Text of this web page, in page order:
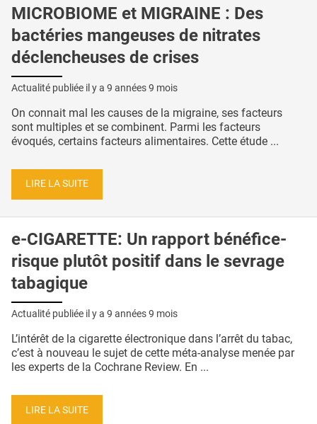
MICROBIOME et MIGRAINE : Des
bactéries mangeuses de nitrates
déclencheuses de crises
Actualité publiée il y a 9 années 9 mois
On connait mal les causes de la migraine, ses facteurs
sont multiples et se combinent. Parmi les facteurs
évoqués, certains facteurs alimentaires. Cette étude ...
LIRE LA SUITE
e-CIGARETTE: Un rapport bénéfice-
risque plutôt positif dans le sevrage
tabagique
Actualité publiée il y a 9 années 9 mois
L’intérêt de la cigarette électronique dans l’arrêt du tabac,
c’est à nouveau le sujet de cette méta-analyse menée par
les experts de la Cochrane Review. En ...
LIRE LA SUITE